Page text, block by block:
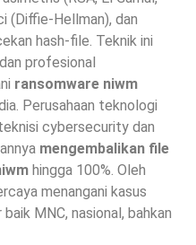
(Diffie-Hellman), dan
hash-file. Teknik ini
profesional
ransomware niwm
Perusahaan teknologi
cybersecurity dan
mengembalikan file
hingga 100%. Oleh
menangani kasus
MNC, nasional, bahkan